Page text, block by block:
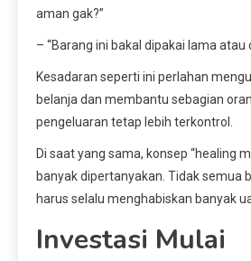
aman gak?”
– “Barang ini bakal dipakai lama atau
Kesadaran seperti ini perlahan
belanja dan membantu sebagian
pengeluaran tetap lebih terkontrol.
Di saat yang sama, konsep “healing
banyak dipertanyakan. Tidak semua
harus selalu menghabiskan banyak
Investasi Mulai